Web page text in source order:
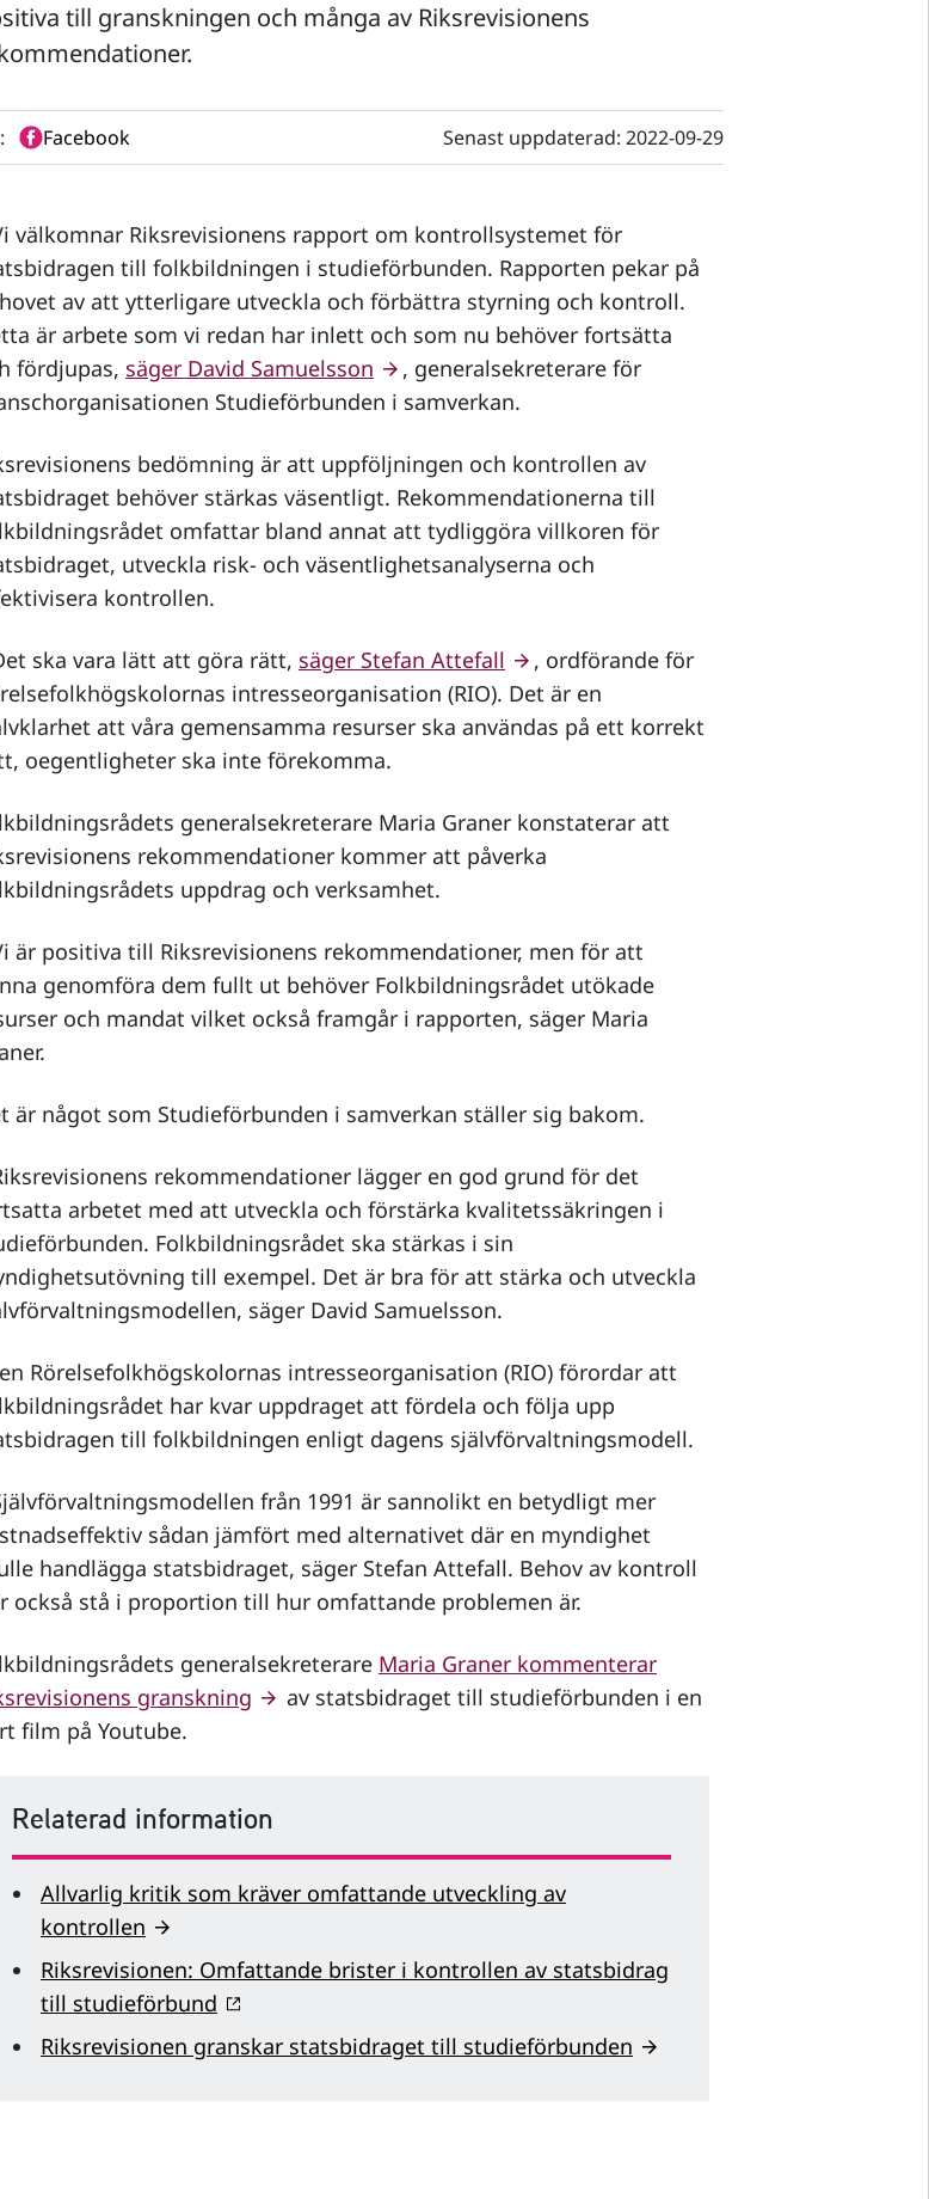
till granskningen och många av Riksrevisionens
Facebook Senast uppdaterad: 2022-09-29
välkomnar Riksrevisionens rapport om kontrollsystemet för
till folkbildningen i studieförbunden. Rapporten pekar på
av att ytterligare utveckla och förbättra styrning och kontroll.
är arbete som vi redan har inlett och som nu behöver fortsätta
fördjupas, säger David Samuelsson
, generalsekreterare för
Studieförbunden i samverkan.
bedömning är att uppföljningen och kontrollen av
behöver stärkas väsentligt. Rekommendationerna till
omfattar bland annat att tydliggöra villkoren för
utveckla risk- och väsentlighetsanalyserna och
kontrollen.
ska vara lätt att göra rätt, säger Stefan Attefall
, ordförande för
intresseorganisation (RIO). Det är en
att våra gemensamma resurser ska användas på ett korrekt
oegentligheter ska inte förekomma.
generalsekreterare Maria Graner konstaterar att
rekommendationer kommer att påverka
uppdrag och verksamhet.
är positiva till Riksrevisionens rekommendationer, men för att
genomföra dem fullt ut behöver Folkbildningsrådet utökade
och mandat vilket också framgår i rapporten, säger Maria
är något som Studieförbunden i samverkan ställer sig bakom.
rekommendationer lägger en god grund för det
arbetet med att utveckla och förstärka kvalitetssäkringen i
Folkbildningsrådet ska stärkas i sin
till exempel. Det är bra för att stärka och utveckla
säger David Samuelsson.
Rörelsefolkhögskolornas intresseorganisation (RIO) förordar att
har kvar uppdraget att fördela och följa upp
till folkbildningen enligt dagens självförvaltningsmodell.
från 1991 är sannolikt en betydligt mer
sådan jämfört med alternativet där en myndighet
handlägga statsbidraget, säger Stefan Attefall. Behov av kontroll
också stå i proportion till hur omfattande problemen är.
generalsekreterare Maria Graner kommenterar
granskning
av statsbidraget till studieförbunden i en
film på Youtube.
Relaterad information
Allvarlig kritik som kräver omfattande utveckling av
kontrollen
Riksrevisionen: Omfattande brister i kontrollen av statsbidrag
till studieförbund
Riksrevisionen granskar statsbidraget till studieförbunden